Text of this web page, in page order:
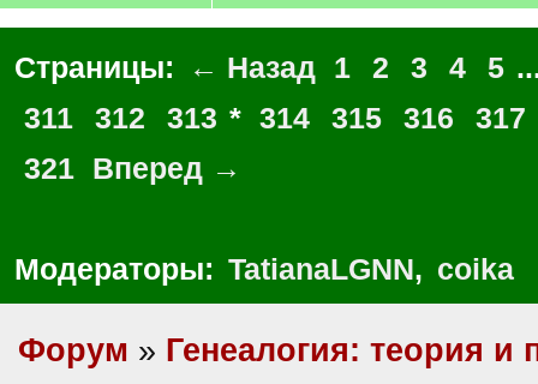
Страницы: ← Назад 1 2 3 4 5
311
312 313 * 314 315 316
317
321 Вперед →
Модераторы: TatianaLGNN, coika
Форум » Генеалогия: теория и